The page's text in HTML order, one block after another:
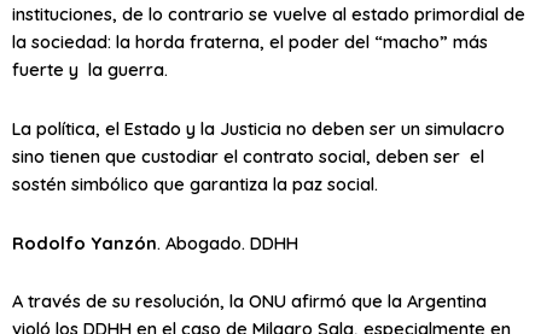
instituciones, de lo contrario se vuelve al estado primordial de
la sociedad: la horda fraterna, el poder del “macho” más
fuerte y la guerra.
La política, el Estado y la Justicia no deben ser un simulacro
sino tienen que custodiar el contrato social, deben ser el
sostén simbólico que garantiza la paz social.
Rodolfo Yanzón. Abogado. DDHH
A través de su resolución, la ONU afirmó que la Argentina
violó los DDHH en el caso de Milagro Sala, especialmente en